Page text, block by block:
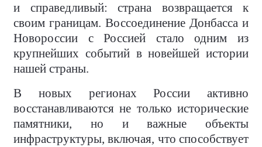
и справедливый: страна возвращается к
своим границам. Воссоединение Донбасса и
Новороссии с Россией стало одним из
крупнейших событий в новейшей истории
нашей страны.
В новых регионах России активно
восстанавливаются не только исторические
памятники, но и важные объекты
инфраструктуры, включая, что способствует